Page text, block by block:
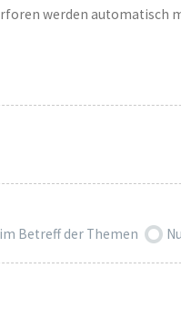
werden
Betreff der Themen